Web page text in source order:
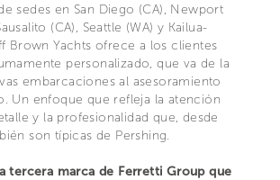
sedes en San Diego (CA), Newport
(CA), Seattle (WA) y Kailua-
Brown Yachts ofrece a los clientes
personalizado, que va de la
embarcaciones al asesoramiento
Un enfoque que refleja la atención
y la profesionalidad que, desde
son típicas de Pershing.
tercera marca de Ferretti Group que